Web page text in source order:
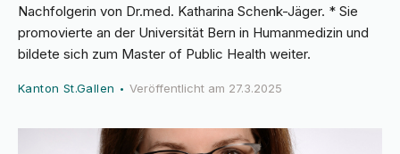
Nachfolgerin von Dr.med. Katharina Schenk-Jäger. * Sie
promovierte an der Universität Bern in Humanmedizin und
bildete sich zum Master of Public Health weiter.
Kanton St.Gallen •Veröffentlicht am 27.3.2025